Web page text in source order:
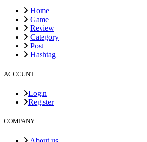
Home
Game
Review
Category
Post
Hashtag
ACCOUNT
Login
Register
COMPANY
About us